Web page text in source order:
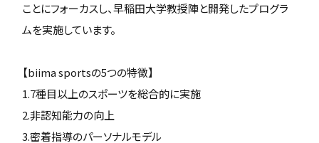
ことにフォーカスし、早稲田大学教授陣と開発したプログラ
ムを実施しています。
【biima sportsの5つの特徴】
1.7種目以上のスポーツを総合的に実施
2.非認知能力の向上
3.密着指導のパーソナルモデル